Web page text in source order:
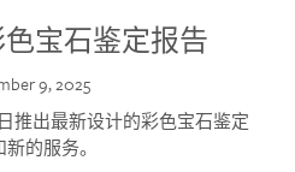
色宝石鉴定报告
9, 2025
推出最新设计的彩色宝石鉴定
的服务。